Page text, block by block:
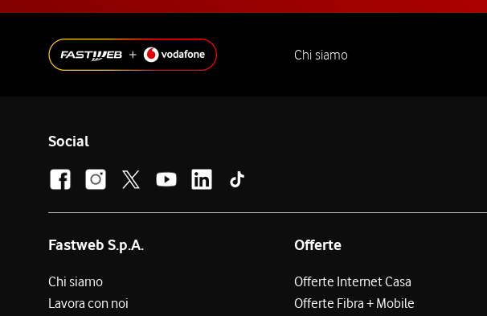
Chi siamo
Social
Fastweb S.p.A.
Chi siamo
Lavora con noi
Offerte
Offerte Internet Casa
Offerte Fibra + Mobile